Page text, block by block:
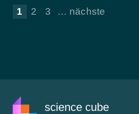
1 2 3 … nächste
science cube